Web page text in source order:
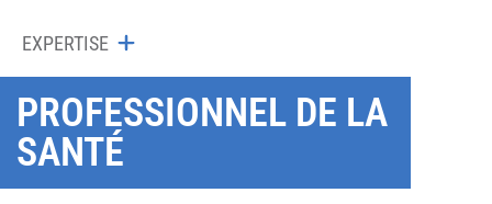
EXPERTISE
PROFESSIONNEL DE LA
SANTÉ